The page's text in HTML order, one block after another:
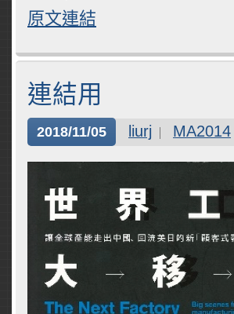
原文連結
連結用
2018/11/05 liurj MA2014